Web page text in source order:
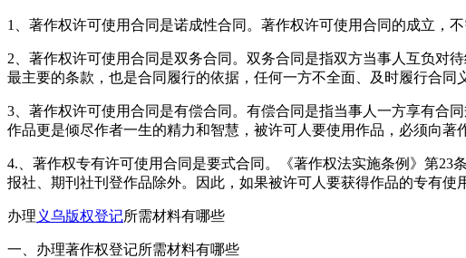
1、著作权许可使用合同是诺成性合同。著作权许可使用合同的成立，
2、著作权许可使用合同是双务合同。双务合同是指双方当事人互负对
最主要的条款，也是合同履行的依据，任何一方不全面、及时履行合同
3、著作权许可使用合同是有偿合同。有偿合同是指当事人一方享有合
作品更是倾尽作者一生的精力和智慧，被许可人要使用作品，必须向著
4.、著作权专有许可使用合同是要式合同。《著作权法实施条例》第
报社、期刊社刊登作品除外。因此，如果被许可人要获得作品的专有
办理 义乌版权登记所需材料有哪些
一、办理著作权登记所需材料有哪些